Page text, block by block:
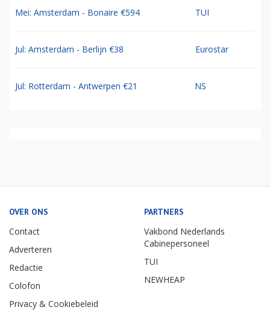
Mei: Amsterdam - Bonaire €594 TUI
Jul: Amsterdam - Berlijn €38 Eurostar
Jul: Rotterdam - Antwerpen €21 NS
OVER ONS
Contact
Adverteren
Redactie
Colofon
Privacy & Cookiebeleid
PARTNERS
Vakbond Nederlands
Cabinepersoneel
TUI
NEWHEAP